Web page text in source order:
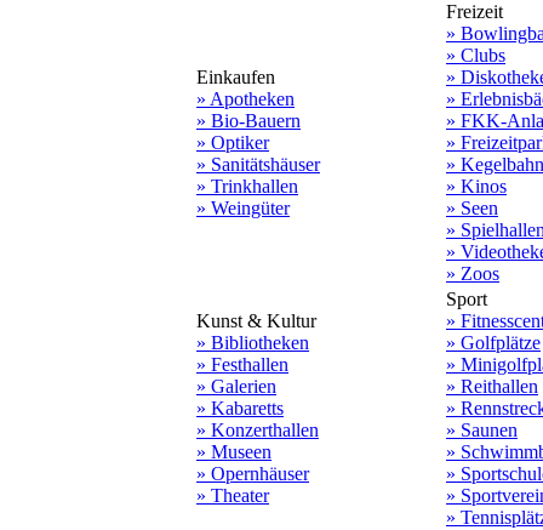
Einkaufen
» Apotheken
» Bio-Bauern
» Optiker
» Sanitätshäuser
» Trinkhallen
» Weingüter
Freizeit
»
» Clubs
»
»
» FKK-
»
»
» Kinos
» Seen
»
»
» Zoos
Kunst & Kultur
» Bibliotheken
» Festhallen
» Galerien
» Kabaretts
» Konzerthallen
» Museen
» Opernhäuser
» Theater
Sport
»
» Golfplätze
»
» Reithallen
»
» Saunen
»
»
»
»